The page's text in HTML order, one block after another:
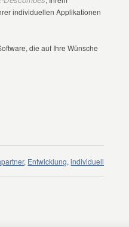
individuellen Applikationen
die auf Ihre Wünsche
, Entwicklung,individuell